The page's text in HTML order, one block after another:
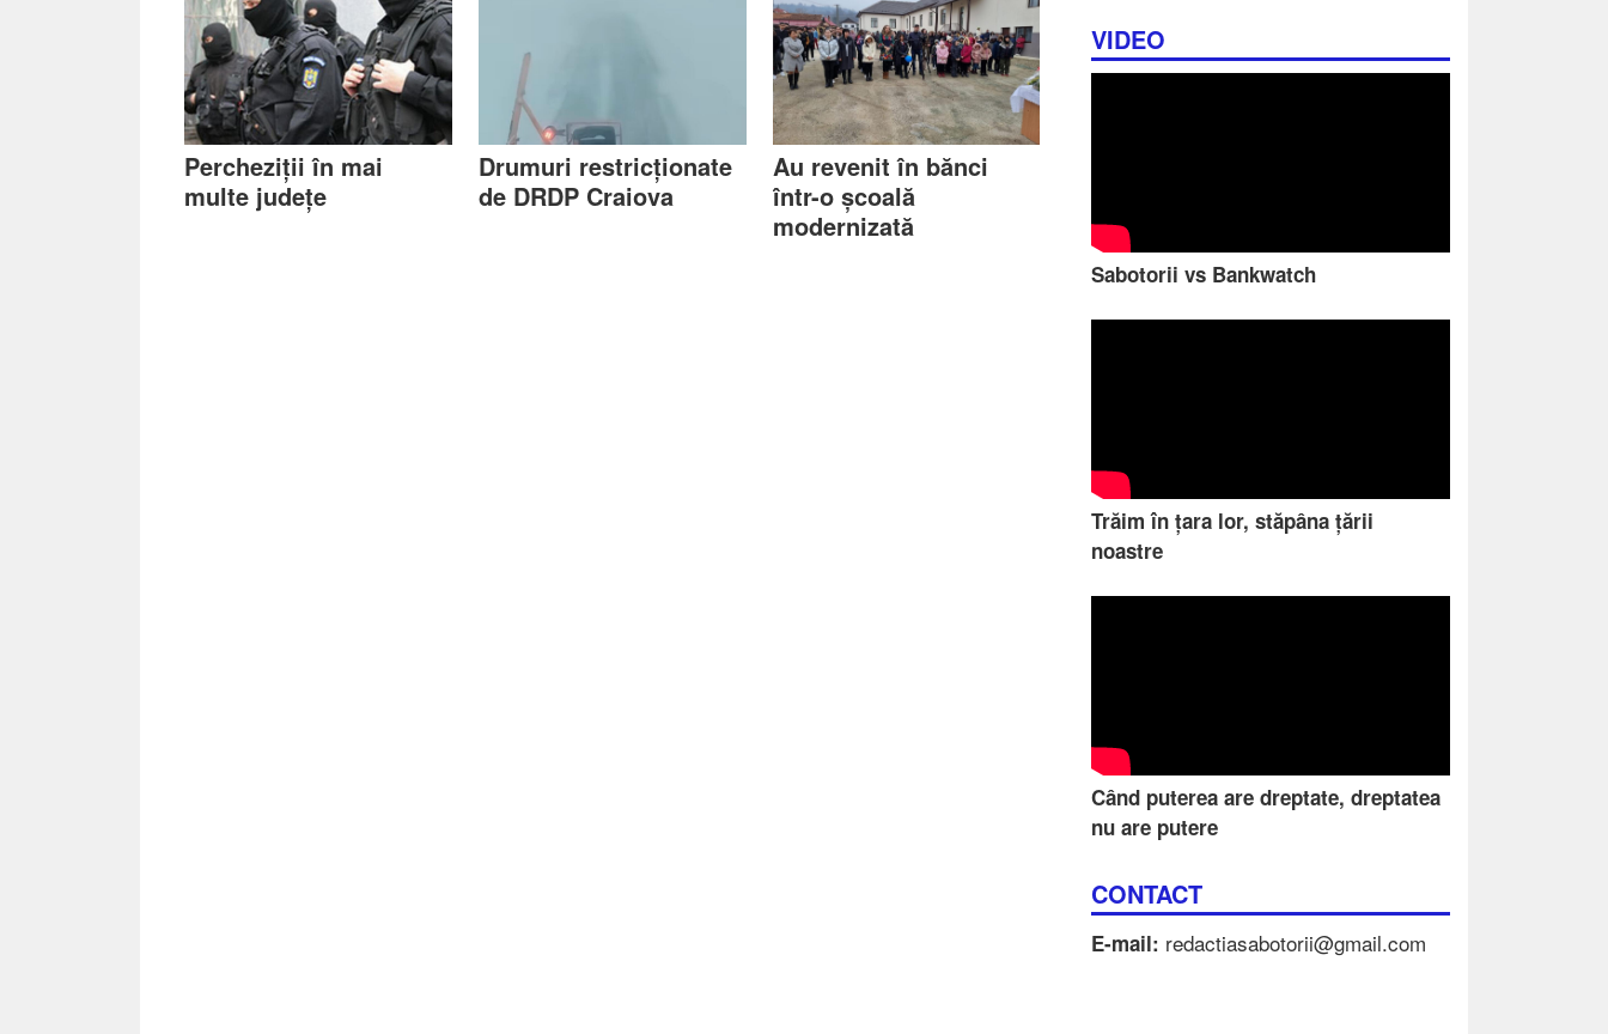
VIDEO
Sabotorii vs Bankwatch
Trăim în țara lor, stăpâna țării
noastre
Când puterea are dreptate, dreptatea
nu are putere
CONTACT
E-mail: redactiasabotorii@gmail.com
Percheziții în mai
multe județe
Drumuri restricționate
de DRDP Craiova
Au revenit în bănci
într-o școală
modernizată